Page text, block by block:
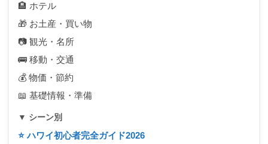
🏨 ホテル
🎁 お土産・買い物
📷 観光・名所
🚌 移動・交通
💰 物価・節約
📖 基礎情報・準備
▼ シーン別
⭐ ハワイ初心者完全ガイド2026